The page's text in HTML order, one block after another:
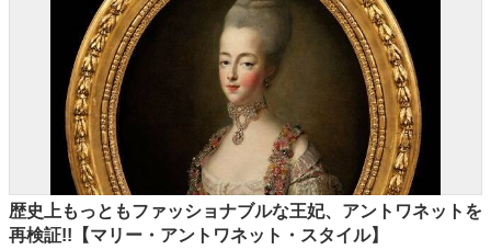
歴史上もっともファッショナブルな王妃、アントワネットを
再検証!!【マリー・アントワネット・スタイル】